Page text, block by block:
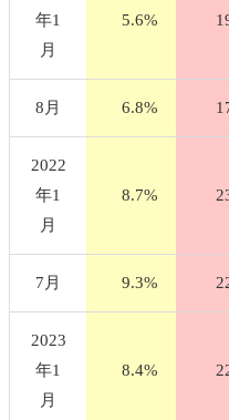
年1
月
5.6%
8月 6.8%
2022
年1
月
8.7%
7月 9.3%
2023
年1
月
8.4%